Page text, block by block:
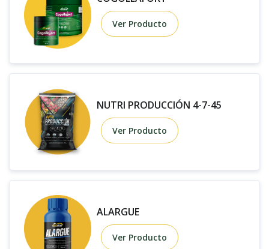
Ver Producto
NUTRI PRODUCCIÓN 4-7-45
Ver Producto
ALARGUE
Ver Producto